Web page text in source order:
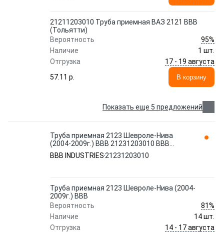
21211203010 Труба приемная ВАЗ 2121 ВВВ
(Тольятти)
Вероятность
95%
Наличие
1 шт.
Отгрузка
17 - 19 августа
57.11 p.
В корзину
Показать еще 5 предложений
Труба приемная 2123 Шевроле-Нива
(2004-2009г.) ВВВ 21231203010 BBB
INDUSTRIES
BBB INDUSTRIES 21231203010
Труба приемная 2123 Шевроле-Нива (2004-
2009г.) ВВВ
Вероятность
81%
Наличие
14 шт.
Отгрузка
14 - 17 августа